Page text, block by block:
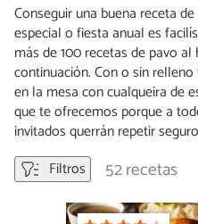
Conseguir una buena receta
especial o fiesta anual es
más de 100 recetas de pavo
continuación. Con o sin
en la mesa con cualqueira de
que te ofrecemos porque a
invitados querrán repetir
Filtros
52 recetas